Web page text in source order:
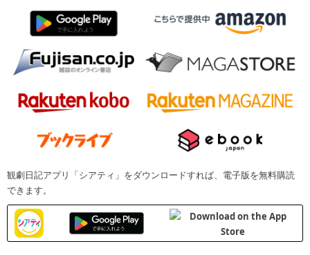
観劇日記アプリ「シアティ」をダウンロードすれば、電子版を無料購読
できます。